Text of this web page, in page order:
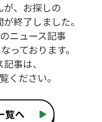
が、お探しの
終了しました。
ニュース記事
っております。
事は、
ください。
覧へ